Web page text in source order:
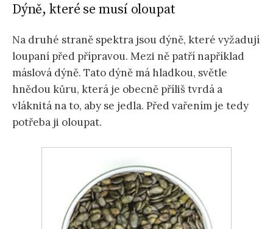
Dýně, které se musí oloupat
Na druhé straně spektra jsou dýně, které vyžadují
loupaní před přípravou. Mezi ně patří například
máslová dýně. Tato dýně má hladkou, světle
hnědou kůru, která je obecně příliš tvrdá a
vláknitá na to, aby se jedla. Před vařením je tedy
potřeba ji oloupat.